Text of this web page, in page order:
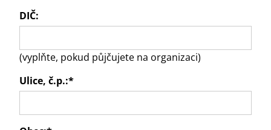
DIČ:
(vyplňte, pokud půjčujete na organizaci)
Ulice, č.p.:*